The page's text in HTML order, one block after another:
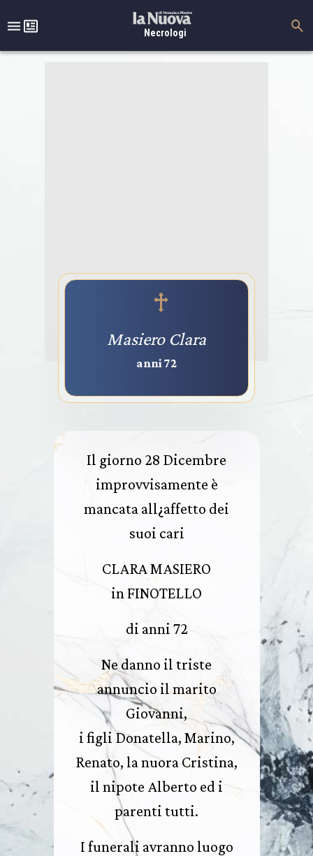
Necrologi
Masiero Clara
anni 72
Il giorno 28 Dicembre
improvvisamente è
mancata all¿affetto dei
suoi cari
CLARA MASIERO
in FINOTELLO
di anni 72
Ne danno il triste
annuncio il marito
Giovanni,
i figli Donatella, Marino,
Renato, la nuora Cristina,
il nipote Alberto ed i
parenti tutti.
I funerali avranno luogo